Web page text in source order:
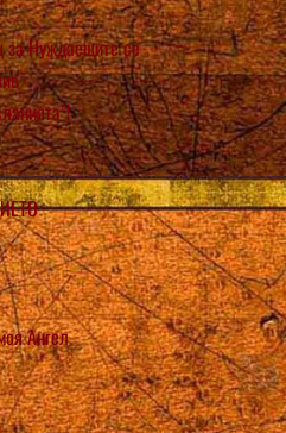
Нуждаещите се
Ангел